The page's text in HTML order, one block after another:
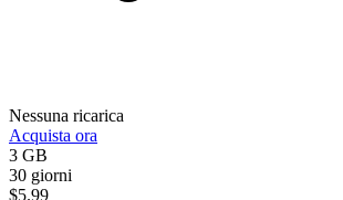
Nessuna ricarica
Acquista ora
3 GB
30 giorni
$5.99